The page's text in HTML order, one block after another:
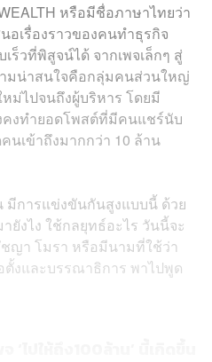
หรือมีชื่อภาษาไทยว่า
นอเรื่องราวของคนทำธุรกิจ
ร็วที่พิสูจน์ได้ จากเพจเล็กๆ สู่
มน่าสนใจคือกลุ่มคนส่วนใหญ่
ม่ไปจนถึงผู้บริหาร โดยมี
คงทำยอดโพสต์ที่มีคนแชร์นับ
นเข้าถึงมากกว่า 10 ล้าน
การแข่งขันกันสูงแบบนี้ ด้วย
งไง ใช้กลยุทธ์อะไร วันนี้จะ
ญา โมรา หรือมีนามที่ใช้ว่า
ตั้งและบรรณาธิการ พาไปพูด